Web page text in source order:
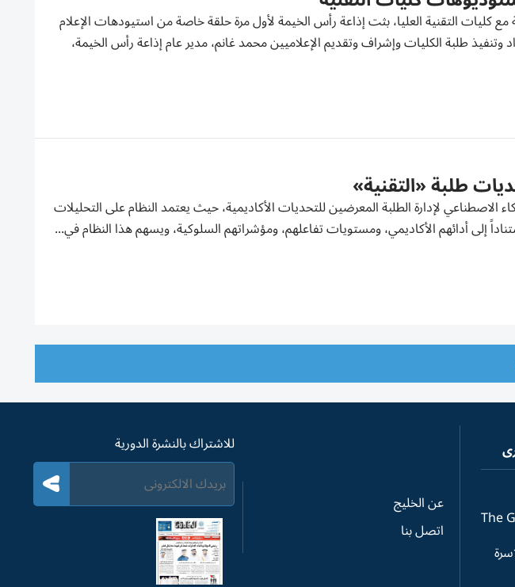
كليات التقنية العليا، بثت إذاعة رأس الخيمة لأول مرة حلقة خاصة من استيودهات الإعلام
وتنفيذ طلبة الكليات وإشراف وتقديم الإعلاميين محمد غانم، مدير عام إذاعة رأس الخيمة،
طلبة «التقنية»
الاصطناعي لإدارة الطلبة المعرضين للتحديات الأكاديمية، حيث يعتمد النظام على التحليلات
إلى أدائهم الأكاديمي، ومستويات تفاعلهم، ومؤشراتهم السلوكية، ويسهم هذا النظام في...
The
عن الخليج
اتصل بنا
للاشتراك بالنشرة الدورية